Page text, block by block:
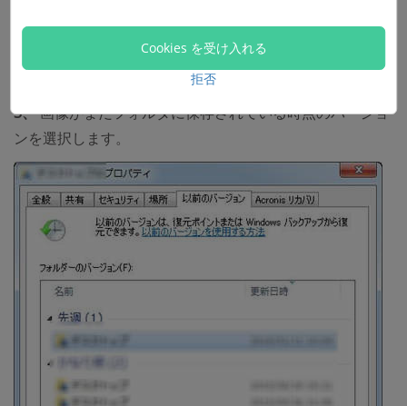
ジョンのフォルダを復元します。
2、「開く」
をクリックすれば、フォルダが開かれ、復元
したい画像が入っているかどうか確認します。
3、画像がまだフォルダに保存されている時点のバージョ
ンを選択します。
Cookies を受け入れる
拒否